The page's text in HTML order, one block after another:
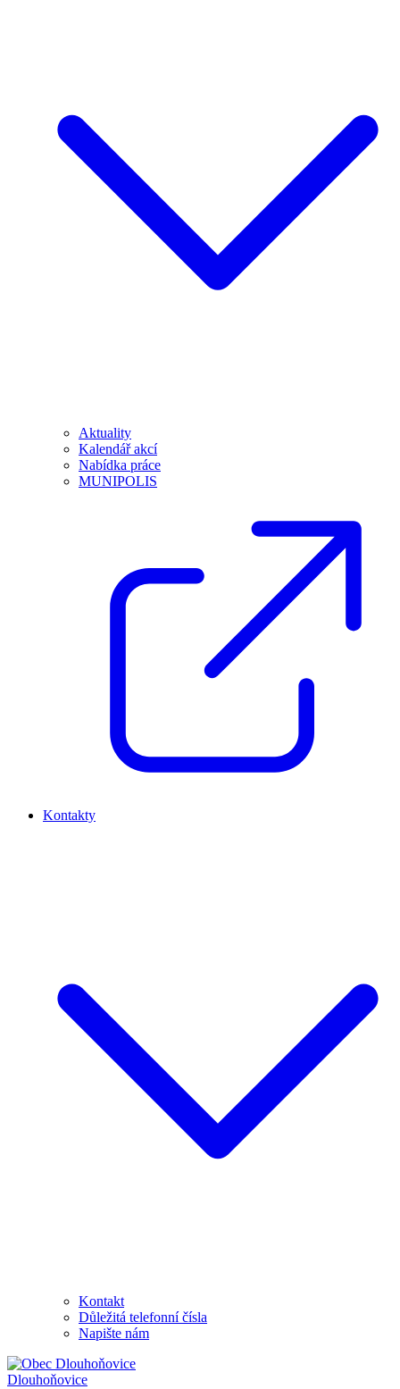
Aktuality
Kalendář akcí
Nabídka práce
MUNIPOLIS
Kontakty
Kontakt
Důležitá telefonní čísla
Napište nám
Dlouhoňovice